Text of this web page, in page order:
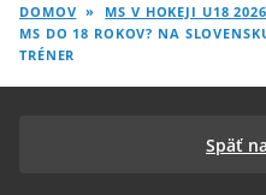
DOMOV » MS V HOKEJI U18 2026
MS DO 18 ROKOV? NA
TRÉNER
Späť